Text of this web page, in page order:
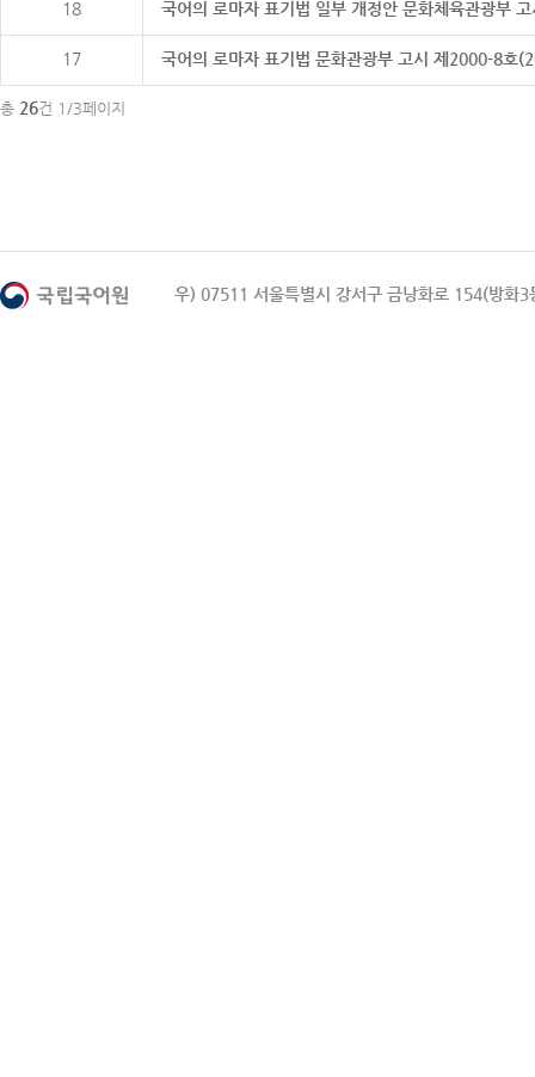
18 국어의 로마자 표기법 일부 개정안 문화체육관광부
17 국어의 로마자 표기법 문화관광부 고시 제2000-8호
총 26건 1/3페이지
우) 07511 서울특별시 강서구 금낭화로 154(방화3